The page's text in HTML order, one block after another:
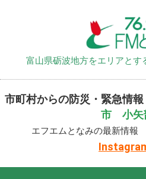
富山県砺波地方をエリアとす
市町村からの防災・緊急情報
市
小
エフエムとなみの最新情報